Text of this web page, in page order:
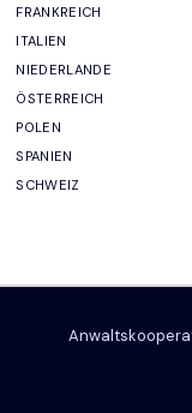
FRANKREICH
ITALIEN
NIEDERLANDE
ÖSTERREICH
POLEN
SPANIEN
SCHWEIZ